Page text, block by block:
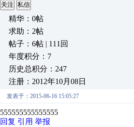
关注 私信
精华：0帖
求助：2帖
帖子：6帖 | 111回
年度积分：7
历史总积分：247
注册：2012年10月08日
发表于：2015-06-16 15:05:27
555555555555555
回复 引用 举报